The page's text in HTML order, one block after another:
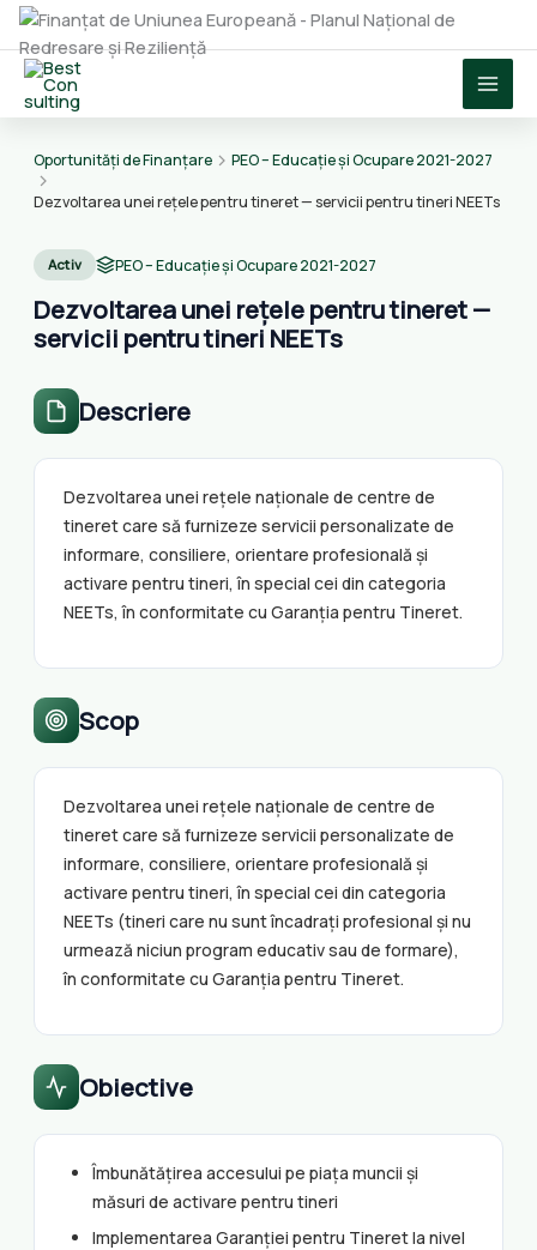
Skip
content
Oportunități de Finanțare PEO – Educație și Ocupare 2021-2027
Dezvoltarea unei rețele pentru tineret — servicii pentru tineri NEETs
Activ PEO – Educație și Ocupare 2021-2027
Dezvoltarea unei rețele pentru tineret —
servicii pentru tineri NEETs
Descriere
Dezvoltarea unei rețele naționale de centre de
tineret care să furnizeze servicii personalizate de
informare, consiliere, orientare profesională și
activare pentru tineri, în special cei din categoria
NEETs, în conformitate cu Garanția pentru Tineret.
Scop
Dezvoltarea unei rețele naționale de centre de
tineret care să furnizeze servicii personalizate de
informare, consiliere, orientare profesională și
activare pentru tineri, în special cei din categoria
NEETs (tineri care nu sunt încadrați profesional și nu
urmează niciun program educativ sau de formare),
în conformitate cu Garanția pentru Tineret.
Obiective
Îmbunătățirea accesului pe piața muncii și
măsuri de activare pentru tineri
Implementarea Garanției pentru Tineret la nivel